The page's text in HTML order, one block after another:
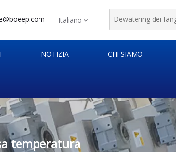
Italiano
NOTIZIA CHI SIAMO
temperatura